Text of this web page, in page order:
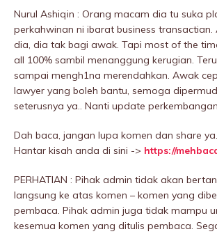
Nurul Ashiqin : Orang macam dia tu suka
perkahwinan ni ibarat business
dia, dia tak bagi awak. Tapi most of the
all 100% sambil menanggung kerugian.
sampai mengh1na merendahkan. Awak
lawyer yang boleh bantu, semoga
seterusnya ya.. Nanti update
Dah baca, jangan lupa komen dan share
Hantar kisah anda di sini -> https://
PERHATIAN : Pihak admin tidak akan
langsung ke atas komen – komen yang
pembaca. Pihak admin juga tidak mampu
kesemua komen yang ditulis pembaca.